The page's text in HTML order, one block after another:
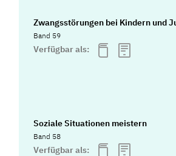
Zwangsstörungen bei Kindern und
Band 59
Verfügbar als:
Soziale Situationen meistern
Band 58
Verfügbar als: